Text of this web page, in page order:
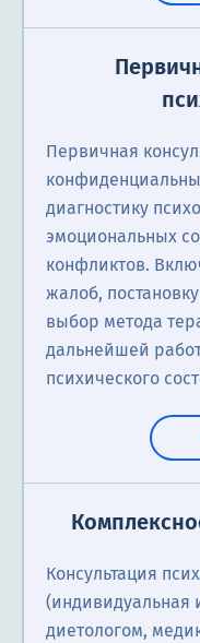
Первичная
диагностику
эмоциональных
конфликтов.
жалоб,
выбор метода
дальнейшей
психического
Консультация
(индивидуальная
диетологом,